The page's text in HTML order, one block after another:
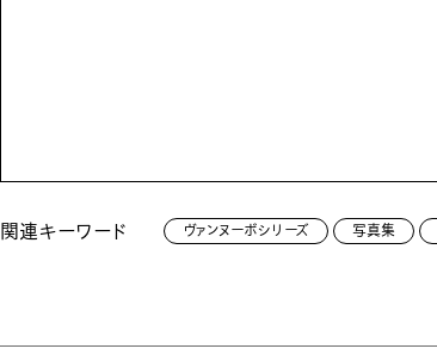
関連キーワード ヴァンヌーボシリーズ 写真集